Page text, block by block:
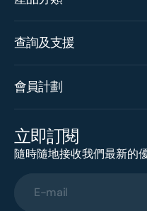
查詢及支援
會員計劃
立即訂閱
隨時隨地接收我們最新的
E-mail